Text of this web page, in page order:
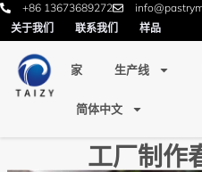
+86 13673689272
关于我们
联系我们 样品
家 生产线
简体中文
工厂制作